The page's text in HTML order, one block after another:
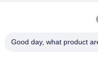
Adresse des
Technologiepark Huayi,
Good day, what product